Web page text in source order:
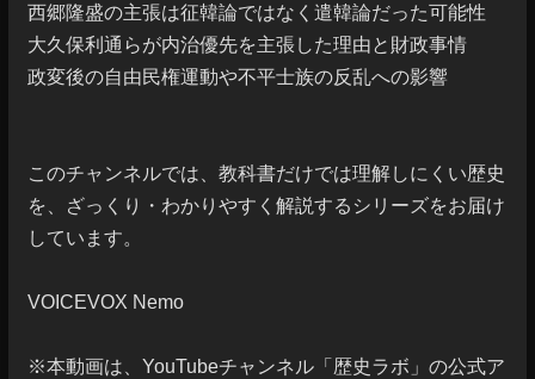
西郷隆盛の主張は征韓論ではなく遣韓論だった可能性
大久保利通らが内治優先を主張した理由と財政事情
政変後の自由民権運動や不平士族の反乱への影響
このチャンネルでは、教科書だけでは理解しにくい歴史
を、ざっくり・わかりやすく解説するシリーズをお届け
しています。
VOICEVOX Nemo
※本動画は、YouTubeチャンネル「歴史ラボ」の公式ア